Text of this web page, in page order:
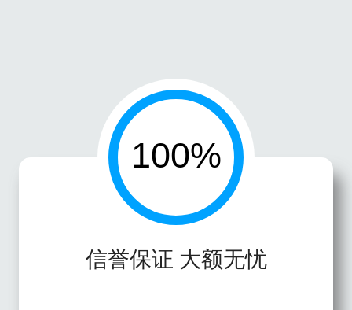
信誉保证 大额无忧